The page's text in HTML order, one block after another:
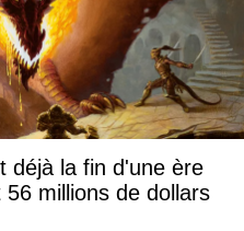
déjà la fin d'une ère
millions de dollars